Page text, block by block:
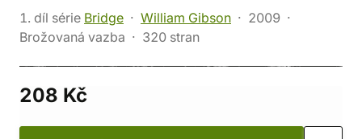
1. díl série Bridge William Gibson
2009
Brožovaná vazba
320 stran
208 Kč